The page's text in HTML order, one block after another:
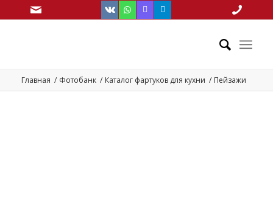
Главная / Фотобанк / Каталог фартуков для кухни / Пейзажи